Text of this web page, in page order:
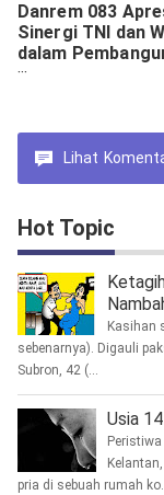
Danrem 083
Sinergi TNI dan
dalam
Jembatan Garuda
Lihat
Hot Topic
Kasihan
sebenarnya). Digauli
Subron, 42 (...
Usia
pria di sebuah rumah